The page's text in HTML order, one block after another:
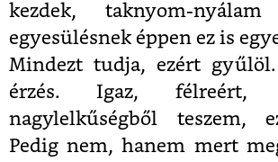
kezdek, taknyom-
egyesülésnek éppen ez is
Mindezt tudja, ezért gyűlöl.
érzés. Igaz, félreért,
nagylelkűségből teszem,
Pedig nem, hanem mert